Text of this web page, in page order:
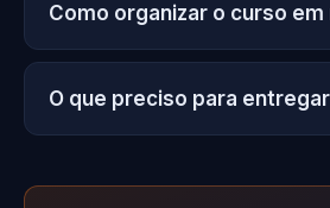
Como organizar o curso em
O que preciso para